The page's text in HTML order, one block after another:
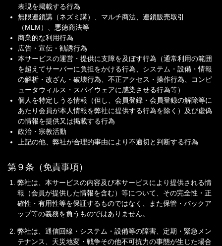
表現を掲載する行為
無限連鎖講（ネズミ講）、マルチ商法、連鎖販売取引
（MLM）、悪徳商法等
商業的な利用行為
広告・宣伝・勧誘行為
本サービスの運営・提供に支障を及ぼす行為（通常利用の範囲
を超えてサーバーに負担をかける行為、システム・設備・情報
の解析・改ざん・破壊行為、不正アクセス・操作行為、コンピ
ュータウィルス・スパイウェアに感染させる行為等）
個人を特定しうる情報（但し、会員登録・会員登録の解除等に
あたり会員が本人情報を弊社に提供する行為を除く）及び虚偽
の情報を提供又は掲載する行為
政治・宗教活動
上記の他、弊社が合理的事由により不適切と判断する行為
第９条（免責事項）
弊社は、本サービスの内容及び本サービスにより提供される情
報（会員が提供した情報を含む）等について、その完全性・正
確性・有用性等を保証するものではなく、また保管・バックア
ップ等の義務を負うものではありません。
弊社は、通信回線・システム・設備等の障害、定期・緊急メン
テナンス、天災地変・戦争その他不可抗力の事態が生じた場合